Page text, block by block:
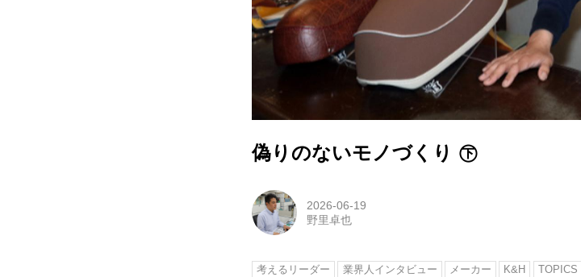
偽りのないモノづくり ㊦
2026-06-19
野里卓也
考えるリーダー 業界人インタビュー メーカー K&H TOPICS